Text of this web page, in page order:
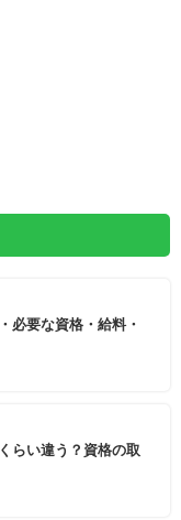
必要な資格・給料・
らい違う？資格の取